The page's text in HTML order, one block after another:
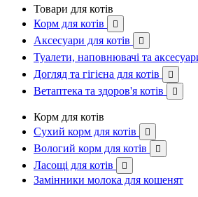
Товари для котів
Корм для котів

Аксесуари для котів 
Туалети, наповнювачі та
Догляд та гігієна для котів 
Ветаптека та здоров'я котів 
Корм для котів
Сухий корм для котів

Вологий корм для котів 
Ласощі для котів 
Замінники молока для кошенят